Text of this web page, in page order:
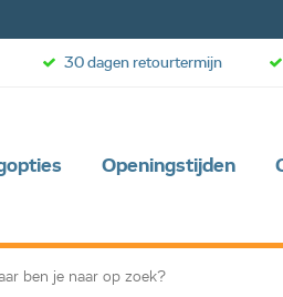
Openingstijden
30 dagen retourtermijn